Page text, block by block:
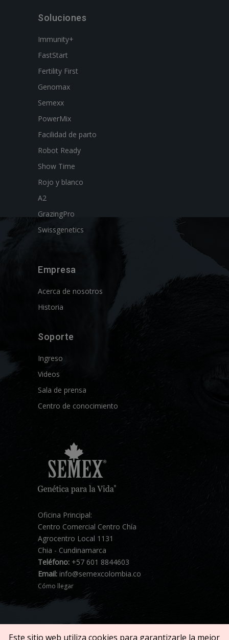
Soluciones
Immunity+
FastStart
Fertility First
Genomax
Semexx
PowerMix
Facilidad de parto
Robot Ready
Show Time
Rojo y blanco
A2
GrazingPro
Swissgenetics
Empresa
Acerca de nosotros
Historia
Soporte
Ingreso
Videos
Sala de prensa
Centro de conocimiento
Oficina Principal:
Centro Comercial Centro Chía
Agrocentro Local 1131
Chia - Cundinamarca
Teléfono: +57 601 8844603
Email: info@semexcolombia.co
Cómo llegar
Este sitio web utiliza cookies para garantizarle la mejor